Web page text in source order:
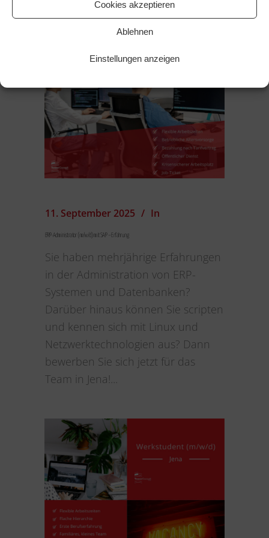
Cookies akzeptieren
Ablehnen
Einstellungen anzeigen
11. September 2025 In
ERP-Administrator (m/w/d) mit SAP – Erfahrung
Sie haben mehrjährige Erfahrungen
in der Administration von ERP-
Systemen und Datenbanken?
Darüber hinaus können Sie scripten
und kennen sich mit Linux und
Netzwerktechnologien aus? Dann
bewerben Sie sich jetzt für das
Team in Jena!...